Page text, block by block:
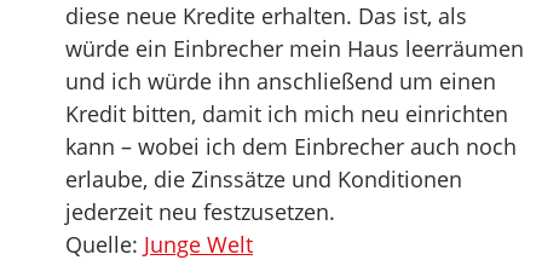
diese neue Kredite erhalten. Das ist, als
würde ein Einbrecher mein Haus leerräumen
und ich würde ihn anschließend um einen
Kredit bitten, damit ich mich neu einrichten
kann – wobei ich dem Einbrecher auch noch
erlaube, die Zinssätze und Konditionen
jederzeit neu festzusetzen.
Quelle: Junge Welt